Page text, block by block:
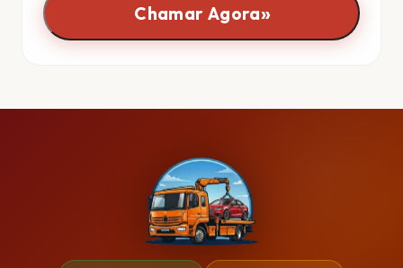
Chamar Agora»